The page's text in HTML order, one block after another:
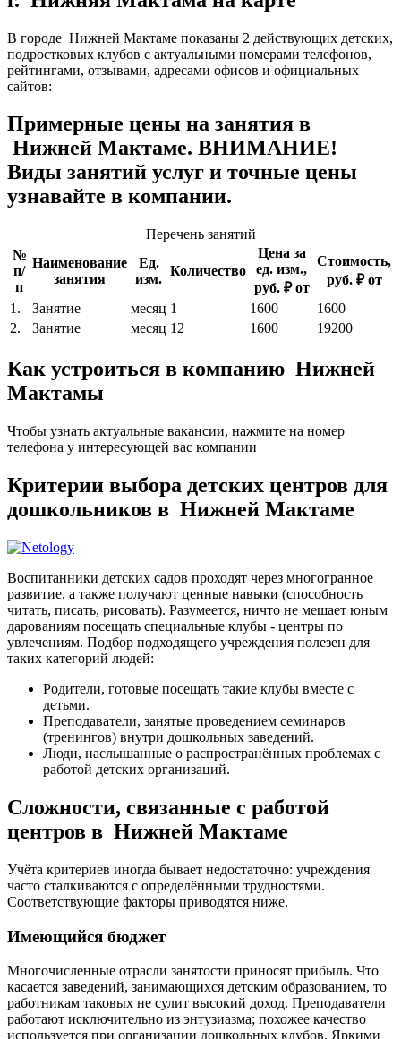
В городе Нижней Мактаме показаны 2 действующих детских,
подростковых клубов с актуальными номерами телефонов,
рейтингами, отзывами, адресами офисов и официальных
сайтов:
Примерные цены на занятия в
Нижней Мактаме. ВНИМАНИЕ!
Виды занятий услуг и точные цены
узнавайте в компании.
Перечень занятий
№
п/
п
Наименование
занятия
Ед.
изм.
Количество
Цена за
ед. изм.,
руб. ₽ от
Стоимость,
руб. ₽ от
1.
Занятие месяц 1 1600
1600
2.
Занятие месяц 12 1600 19200
Как устроиться в компанию Нижней
Мактамы
Чтобы узнать актуальные вакансии, нажмите на номер
телефона у интересующей вас компании
Критерии выбора детских центров для
дошкольников в Нижней Мактаме
Воспитанники детских садов проходят через многогранное
развитие, а также получают ценные навыки (способность
читать, писать, рисовать). Разумеется, ничто не мешает юным
дарованиям посещать специальные клубы - центры по
увлечениям. Подбор подходящего учреждения полезен для
таких категорий людей:
Родители, готовые посещать такие клубы вместе с
детьми.
Преподаватели, занятые проведением семинаров
(тренингов) внутри дошкольных заведений.
Люди, наслышанные о распространённых проблемах с
работой детских организаций.
Сложности, связанные с работой
центров в Нижней Мактаме
Учёта критериев иногда бывает недостаточно: учреждения
часто сталкиваются с определёнными трудностями.
Соответствующие факторы приводятся ниже.
Имеющийся бюджет
Многочисленные отрасли занятости приносят прибыль. Что
касается заведений, занимающихся детским образованием, то
работникам таковых не сулит высокий доход. Преподаватели
работают исключительно из энтузиазма; похожее качество
используется при организации дошкольных клубов. Яркими